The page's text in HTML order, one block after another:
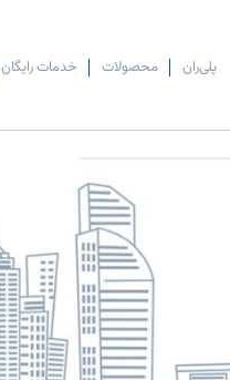
پلی‌ران محصولات خدمات رایگان